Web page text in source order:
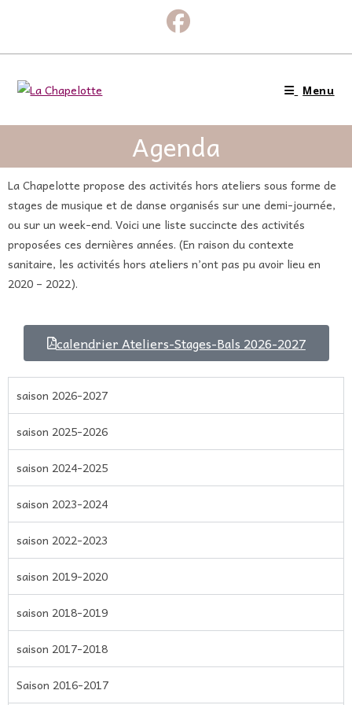
Menu
Agenda
La Chapelotte propose des activités hors ateliers sous forme de
stages de musique et de danse organisés sur une demi-journée,
ou sur un week-end. Voici une liste succincte des activités
proposées ces dernières années. (En raison du contexte
sanitaire, les activités hors ateliers n’ont pas pu avoir lieu en
2020 – 2022).
calendrier Ateliers-Stages-Bals 2026-2027
saison 2026-2027
saison 2025-2026
saison 2024-2025
saison 2023-2024
saison 2022-2023
saison 2019-2020
saison 2018-2019
saison 2017-2018
Saison 2016-2017